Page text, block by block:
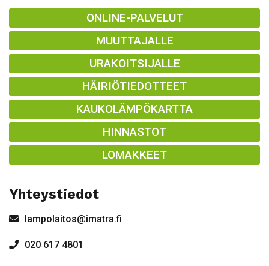
ONLINE-PALVELUT
MUUTTAJALLE
URAKOITSIJALLE
HÄIRIÖTIEDOTTEET
KAUKOLÄMPÖKARTTA
HINNASTOT
LOMAKKEET
Yhteystiedot
lampolaitos@imatra.fi
020 617 4801